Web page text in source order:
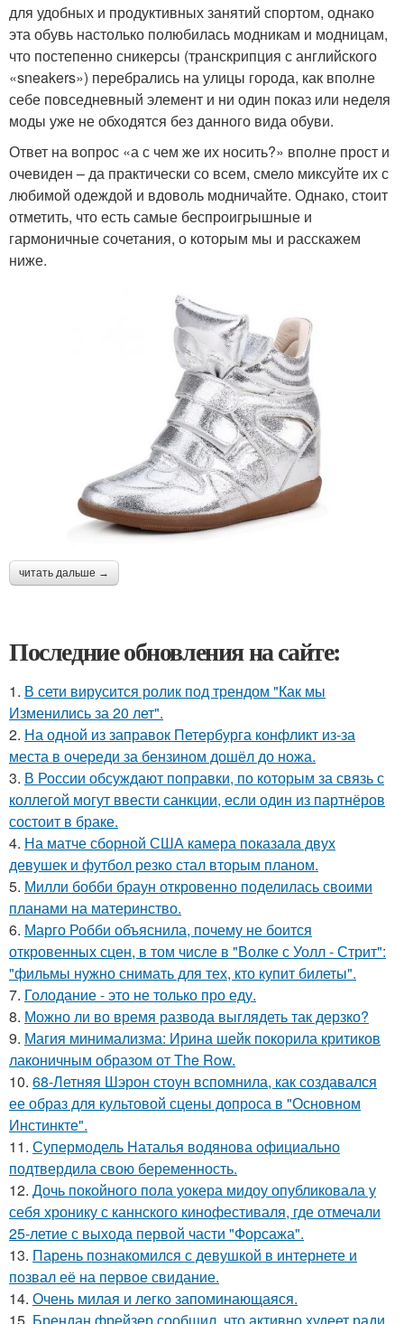
для удобных и продуктивных занятий спортом, однако
эта обувь настолько полюбилась модникам и модницам,
что постепенно сникерсы (транскрипция с английского
«sneakers») перебрались на улицы города, как вполне
себе повседневный элемент и ни один показ или неделя
моды уже не обходятся без данного вида обуви.
Ответ на вопрос «а с чем же их носить?» вполне прост и
очевиден – да практически со всем, смело миксуйте их с
любимой одеждой и вдоволь модничайте. Однако, стоит
отметить, что есть самые беспроигрышные и
гармоничные сочетания, о которым мы и расскажем
ниже.
читать дальше →
Последние обновления на сайте:
1. В сети вирусится ролик под трендом "Как мы
Изменились за 20 лет".
2. На одной из заправок Петербурга конфликт из-за
места в очереди за бензином дошёл до ножа.
3. В России обсуждают поправки, по которым за связь с
коллегой могут ввести санкции, если один из партнёров
состоит в браке.
4. На матче сборной США камера показала двух
девушек и футбол резко стал вторым планом.
5. Милли бобби браун откровенно поделилась своими
планами на материнство.
6. Марго Робби объяснила, почему не боится
откровенных сцен, в том числе в "Волке с Уолл - Стрит":
"фильмы нужно снимать для тех, кто купит билеты".
7. Голодание - это не только про еду.
8. Можно ли во время развода выглядеть так дерзко?
9. Магия минимализма: Ирина шейк покорила критиков
лаконичным образом от The Row.
10. 68-Летняя Шэрон стоун вспомнила, как создавался
ее образ для культовой сцены допроса в "Основном
Инстинкте".
11. Супермодель Наталья водянова официально
подтвердила свою беременность.
12. Дочь покойного пола уокера мидоу опубликовала у
себя хронику с каннского кинофестиваля, где отмечали
25-летие с выхода первой части "Форсажа".
13. Парень познакомился с девушкой в интернете и
позвал её на первое свидание.
14. Очень милая и легко запоминающаяся.